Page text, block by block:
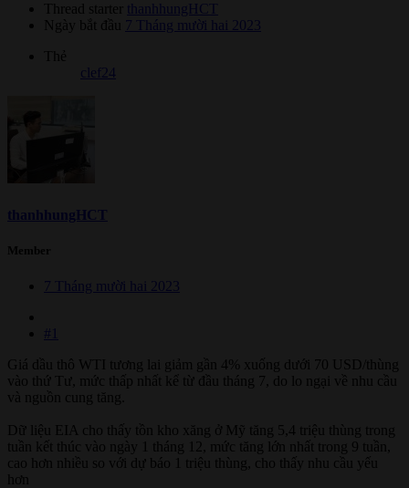
Thread starter
thanhhungHCT
Ngày bắt đầu
7 Tháng mười hai 2023
Thẻ
clef24
thanhhungHCT
Member
7 Tháng mười hai 2023
#1
Giá dầu thô WTI tương lai giảm gần 4% xuống dưới 70 USD/thùng
vào thứ Tư, mức thấp nhất kể từ đầu tháng 7, do lo ngại về nhu cầu
và nguồn cung tăng.
Dữ liệu EIA cho thấy tồn kho xăng ở Mỹ tăng 5,4 triệu thùng trong
tuần kết thúc vào ngày 1 tháng 12, mức tăng lớn nhất trong 9 tuần,
cao hơn nhiều so với dự báo 1 triệu thùng, cho thấy nhu cầu yếu
hơn